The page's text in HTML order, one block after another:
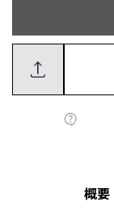
概要